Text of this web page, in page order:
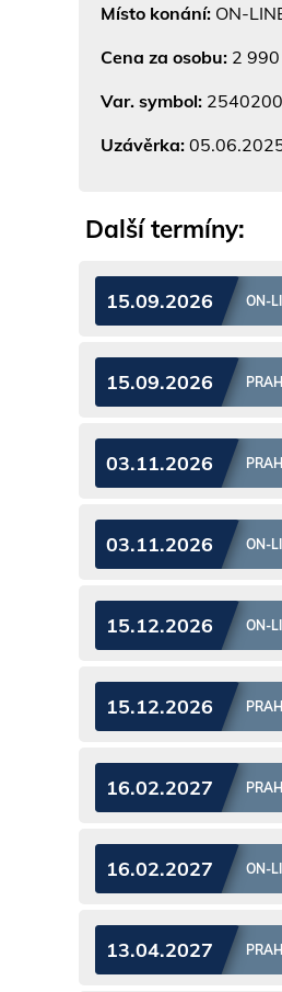
Místo konání: ON-
Cena za osobu: 2 990
Var. symbol:
Uzávěrka:
Další termíny:
15.09.2026 ON-
15.09.2026
03.11.2026
03.11.2026 ON-
15.12.2026 ON-
15.12.2026
16.02.2027
16.02.2027 ON-
13.04.2027